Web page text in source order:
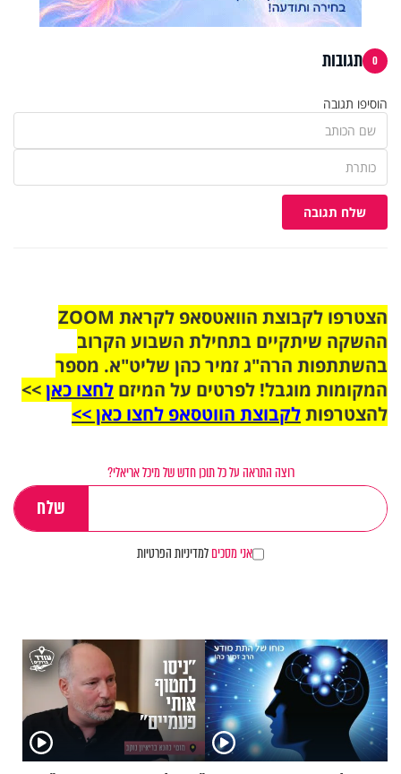
0 תגובות
הוסיפו תגובה
שלח תגובה
הצטרפו לקבוצת הוואטסאפ לקראת ZOOM
ההשקה שיתקיים בתחילת השבוע הקרוב
בהשתתפות הרה"ג זמיר כהן שליט"א. מספר
המקומות מוגבל! לפרטים על המיזם לחצו כאן>>
להצטרפותלקבוצת הווטסאפ לחצו כאן >>
רוצה התראה על כל תוכן חדש של מיכל אריאלי?
אני מסכיםלמדיניות הפרטיות